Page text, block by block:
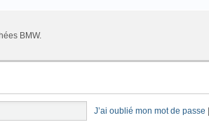
BMW.
J’ai oublié mon mot de passe